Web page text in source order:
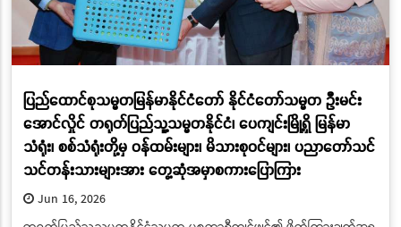
ပြည်ထောင်စုသမ္မတမြန်မာနိုင်ငံတော် နိုင်ငံတော်သမ္မတ ဦးမင်း
အောင်လှိုင် တရုတ်ပြည်သူ့သမ္မတနိုင်ငံ၊ ပေကျင်းမြို့ရှိ မြန်မာ
သံရုံး၊ စစ်သံရုံးတို့မှ ဝန်ထမ်းများ၊ မိသားစုဝင်များ၊ ပညာတော်သင်
သင်တန်းသားများအား တွေ့ဆုံအမှာစကားပြောကြား
Jun 16, 2026